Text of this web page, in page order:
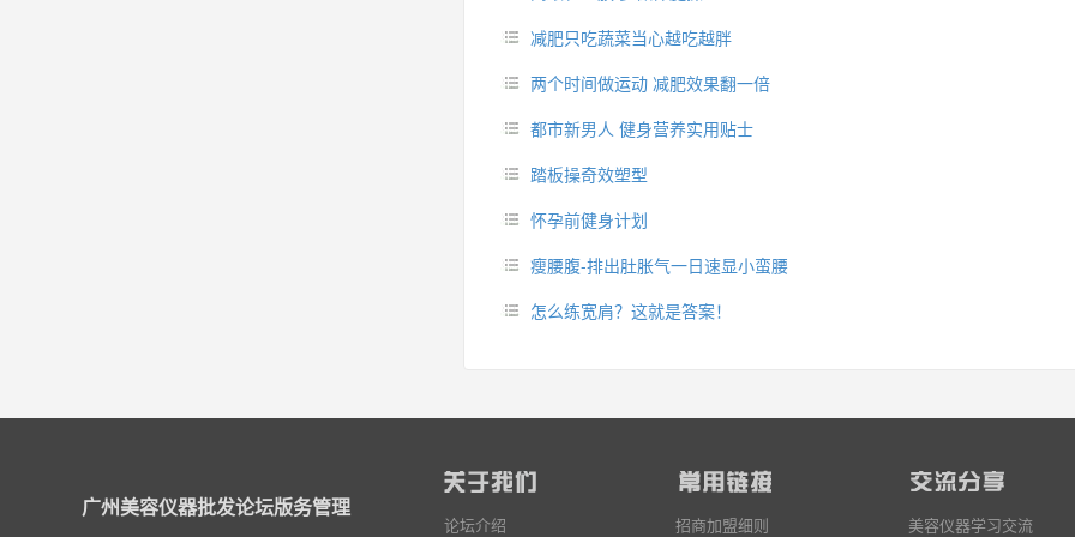
减肥只吃蔬菜当心越吃越胖
两个时间做运动 减肥效果翻一倍
都市新男人 健身营养实用贴士
踏板操奇效塑型
怀孕前健身计划
瘦腰腹-排出肚胀气一日速显小蛮腰
怎么练宽肩？这就是答案！
广州美容仪器批发论坛版务管理
论坛介绍 招商加盟细则 美容仪器学习交流